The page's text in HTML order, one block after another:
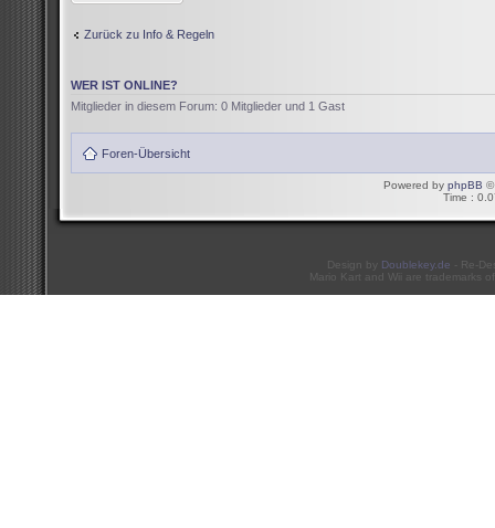
Zurück zu Info & Regeln
WER IST ONLINE?
Mitglieder in diesem Forum: 0 Mitglieder und 1 Gast
Foren-Übersicht
Powered by phpBB ©
Time :
Design by Doublekey.de - Re-
Mario Kart and Wii are trademarks